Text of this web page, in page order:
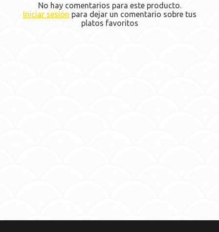
No hay comentarios para este producto.
Iniciar sesión para dejar un comentario sobre tus
platos favoritos